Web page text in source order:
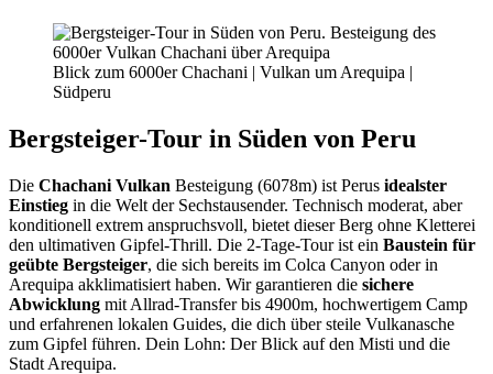
Blick zum 6000er Chachani | Vulkan um Arequipa |
Südperu
Bergsteiger-Tour in Süden von Peru
Die Chachani Vulkan Besteigung (6078m) ist Perus idealster
Einstieg in die Welt der Sechstausender. Technisch moderat, aber
konditionell extrem anspruchsvoll, bietet dieser Berg ohne Kletterei
den ultimativen Gipfel-Thrill. Die 2-Tage-Tour ist ein Baustein für
geübte Bergsteiger, die sich bereits im Colca Canyon oder in
Arequipa akklimatisiert haben. Wir garantieren die sichere
Abwicklung mit Allrad-Transfer bis 4900m, hochwertigem Camp
und erfahrenen lokalen Guides, die dich über steile Vulkanasche
zum Gipfel führen. Dein Lohn: Der Blick auf den Misti und die
Stadt Arequipa.